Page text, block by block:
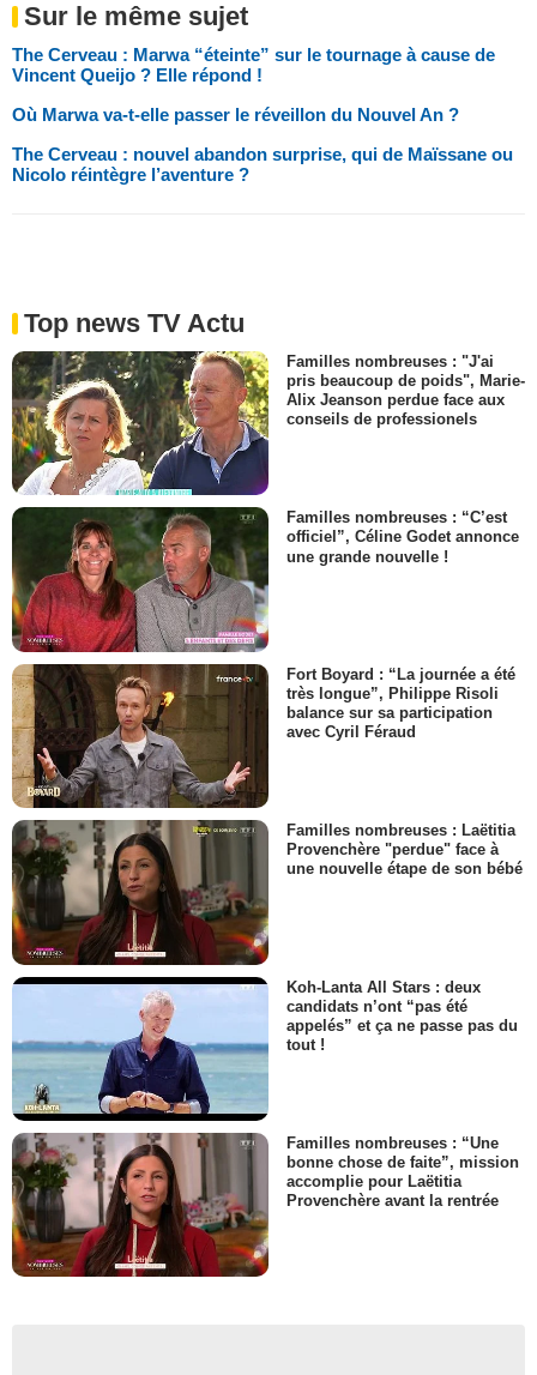
Sur le même sujet
The Cerveau : Marwa “éteinte” sur le tournage à cause de
Vincent Queijo ? Elle répond !
Où Marwa va-t-elle passer le réveillon du Nouvel An ?
The Cerveau : nouvel abandon surprise, qui de Maïssane ou
Nicolo réintègre l’aventure ?
Top news TV Actu
Familles nombreuses : "J'ai
pris beaucoup de poids", Marie-
Alix Jeanson perdue face aux
conseils de professionels
Familles nombreuses : “C’est
officiel”, Céline Godet annonce
une grande nouvelle !
Fort Boyard : “La journée a été
très longue”, Philippe Risoli
balance sur sa participation
avec Cyril Féraud
Familles nombreuses : Laëtitia
Provenchère "perdue" face à
une nouvelle étape de son bébé
Koh-Lanta All Stars : deux
candidats n’ont “pas été
appelés” et ça ne passe pas du
tout !
Familles nombreuses : “Une
bonne chose de faite”, mission
accomplie pour Laëtitia
Provenchère avant la rentrée